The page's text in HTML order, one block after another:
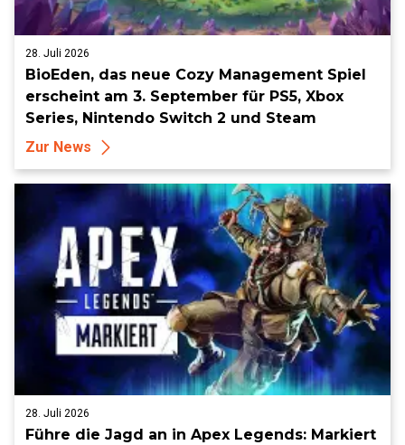
28. Juli 2026
BioEden, das neue Cozy Management Spiel
erscheint am 3. September für PS5, Xbox
Series, Nintendo Switch 2 und Steam
Zur News
28. Juli 2026
Führe die Jagd an in Apex Legends: Markiert